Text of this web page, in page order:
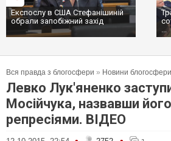
Експослу в США Стефанішиній
обрали запобіжний захід
...
Вся правда з блогосфери » Новини блогосфери
Левко Лук'яненко
Мосійчука, назвавши
репресіями. ВІДЕО